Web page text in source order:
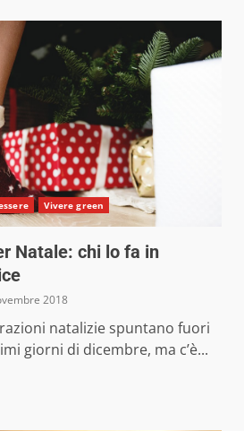
Vivere green
Natale: chi lo fa in
2018
natalizie spuntano fuori
giorni di dicembre, ma c’è...